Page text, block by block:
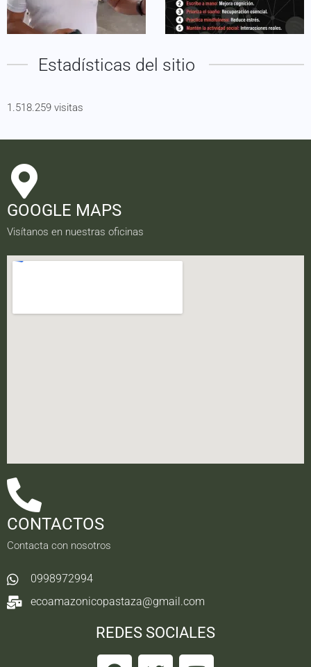
Estadísticas del sitio
1.518.259 visitas
GOOGLE MAPS
Visítanos en nuestras oficinas
CONTACTOS
Contacta con nosotros
0998972994
ecoamazonicopastaza@gmail.com
REDES SOCIALES